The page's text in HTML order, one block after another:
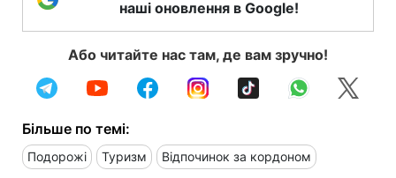
наші оновлення в Google!
Або читайте нас там, де вам зручно!
Більше по темі:
Подорожі Туризм Відпочинок за кордоном